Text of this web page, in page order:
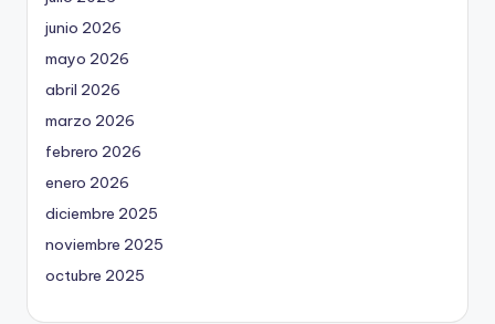
junio 2026
mayo 2026
abril 2026
marzo 2026
febrero 2026
enero 2026
diciembre 2025
noviembre 2025
octubre 2025